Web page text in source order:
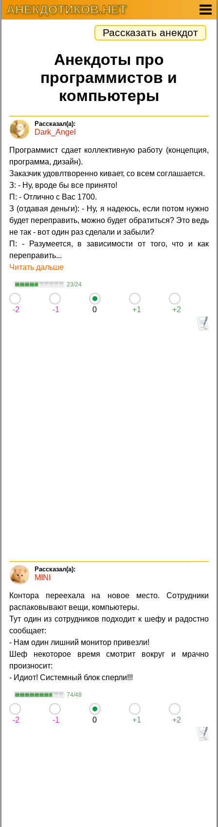
АНЕКДОТИКОВ.НЕТ
Рассказать анекдот
Анекдоты про
программистов и
компьютеры
Dark_Angel
Программист сдает коллективную работу (концепция,
программа, дизайн).
Заказчик удовлтворенно кивает, со всем соглашается.
З: - Ну, вроде бы все принято!
П: - Отлично с Вас 1700.
З (отдавая деньги): - Ну, я надеюсь, если потом нужно
будет переправить, можно будет обратиться? Это ведь
не так - вот один раз сделали и забыли?
П: - Разумеется, в зависимости от того, что и как
переправить...
Читать дальше
23/24
-2 -1 0 +1 +2
MINI
Контора переехала на новое место. Сотрудники
распаковывают вещи, компьютеры.
Тут один из сотрудников подходит к шефу и радостно
сообщает:
- Нам один лишний монитор привезли!
Шеф некоторое время смотрит вокруг и мрачно
произносит:
- Идиот! Системный блок сперли!!!
74/48
-2 -1 0 +1 +2